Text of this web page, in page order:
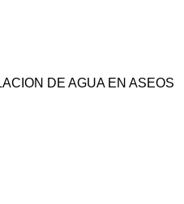
DE AGUA EN ASEOS